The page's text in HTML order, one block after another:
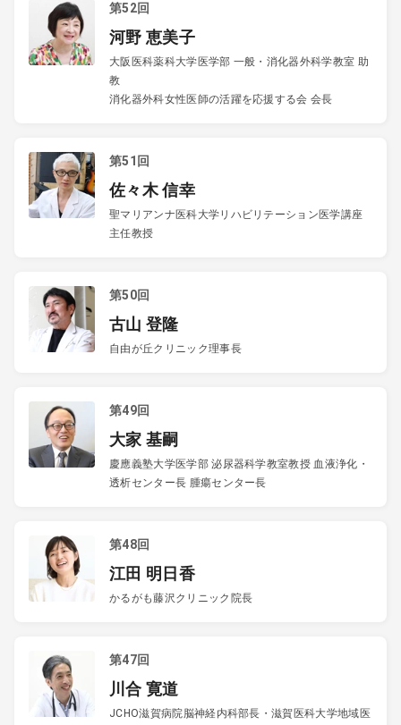
第52回
河野 恵美子
大阪医科薬科大学医学部 一般・消化器外科学教室 助
教
消化器外科女性医師の活躍を応援する会 会長
第51回
佐々木 信幸
聖マリアンナ医科大学リハビリテーション医学講座
主任教授
第50回
古山 登隆
自由が丘クリニック理事長
第49回
大家 基嗣
慶應義塾大学医学部 泌尿器科学教室教授 血液浄化・
透析センター長 腫瘍センター長
第48回
江田 明日香
かるがも藤沢クリニック院長
第47回
川合 寛道
JCHO滋賀病院脳神経内科部長・滋賀医科大学地域医